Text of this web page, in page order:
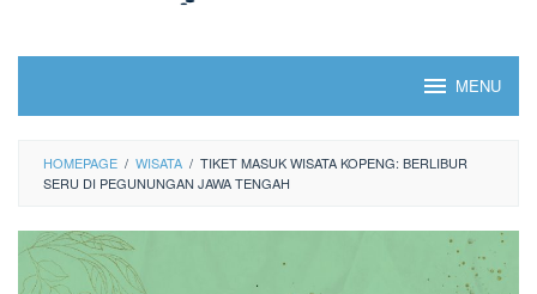
MENU
HOMEPAGE / WISATA / TIKET MASUK WISATA KOPENG: BERLIBUR
SERU DI PEGUNUNGAN JAWA TENGAH